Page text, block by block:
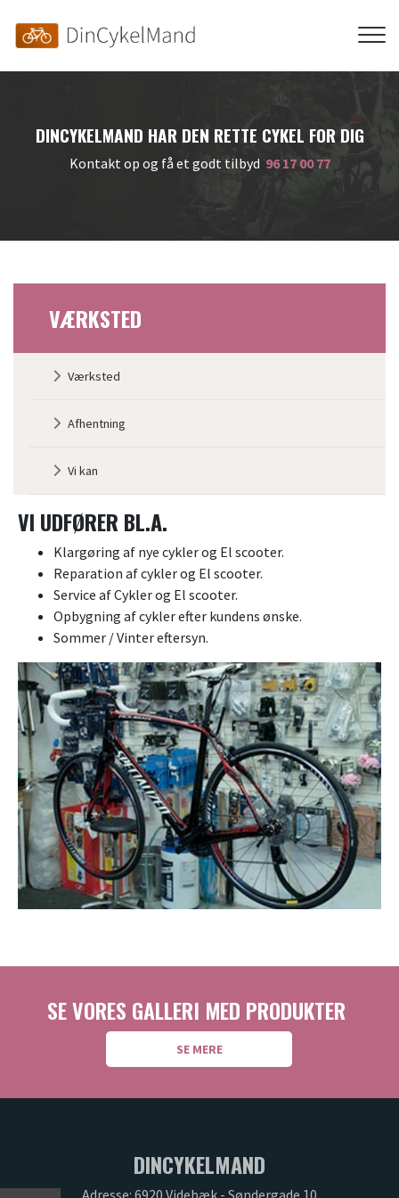
hovedindhold
DINCYKELMAND HAR DEN RETTE CYKEL FOR DIG
Kontakt op og få et godt tilbyd 96 17 00 77
VÆRKSTED
navigationVærksted
Afhentning
Vi kan
VI UDFØRER BL.A.
Klargøring af nye cykler og El scooter.
Reparation af cykler og El scooter.
Service af Cykler og El scooter.
Opbygning af cykler efter kundens ønske.
Sommer / Vinter eftersyn.
SE VORES GALLERI MED PRODUKTER
SE MERE
DINCYKELMAND
Adresse: 6920 Videbæk - Søndergade 10